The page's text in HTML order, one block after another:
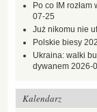
Po co IM rozłam
07-25
Już nikomu nie
Polskie biesy
Ukraina: walki
dywanem 2026-
Kalendarz